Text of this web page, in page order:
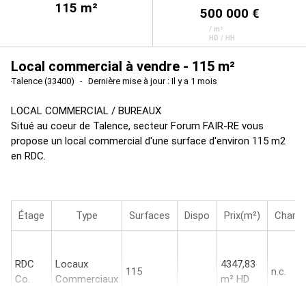
115 m²
500 000 €
/ m²
HD / HH
Local commercial à vendre - 115 m²
Talence (33400) Dernière mise à jour : Il y a 1 mois
LOCAL COMMERCIAL / BUREAUX
Situé au coeur de Talence, secteur Forum FAIR-RE vous
propose un local commercial d'une surface d'environ 115 m2
en RDC.
Étage Type Surfaces Dispo Prix(m²)
RDC
Co.
Locaux
Commerciaux
115
4347,83
m² HD
n.c.